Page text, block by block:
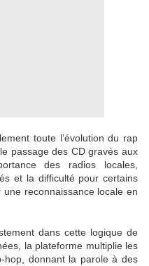
toute l’évolution du rap
passage des CD gravés aux
des radios locales,
et la difficulté pour certains
reconnaissance locale en
dans cette logique de
la plateforme multiplie les
hop, donnant la parole à des